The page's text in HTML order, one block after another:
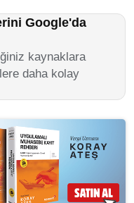
Google'da
kaynaklara
daha kolay